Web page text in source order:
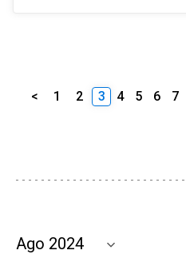
< 1 2 3 4 5 6 7